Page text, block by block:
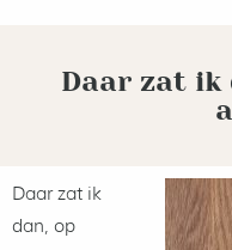
Daar zat ik
Daar zat ik
dan, op